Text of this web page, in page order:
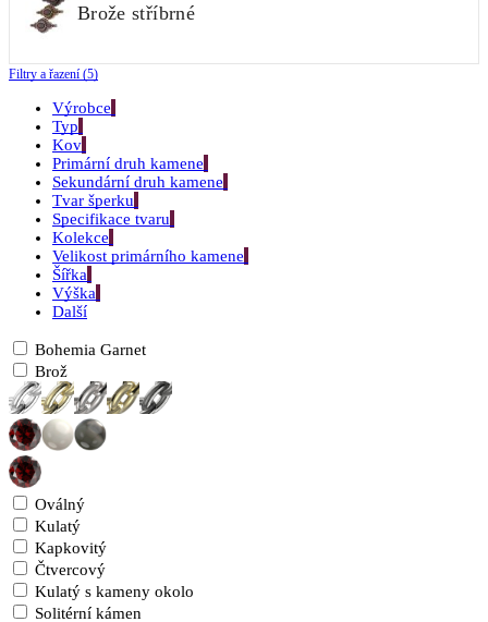
Brože stříbrné
Filtry a řazení (5)
Výrobce
Typ
Kov
Primární druh kamene
Sekundární druh kamene
Tvar šperku
Specifikace tvaru
Kolekce
Velikost primárního kamene
Šířka
Výška
Další
Bohemia Garnet
Brož
Oválný
Kulatý
Kapkovitý
Čtvercový
Kulatý s kameny okolo
Solitérní kámen